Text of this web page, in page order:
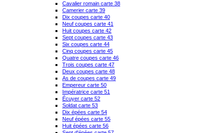
Cavalier romain carte 38
Camerier carte 39
Dix coupes carte 40
Neuf coupes carte 41
Huit coupes carte 42
Sept coupes carte 43
Six coupes carte 44
Cinq coupes carte 45
Quatre coupes carte 46
Trois coupes carte 47
Deux coupes carte 48
As de coupes carte 49
Empereur carte 50
Impératrice carte 51
Écuyer carte 52
Soldat carte 53
Dix épées carte 54
Neuf épées carte 55
Huit épées carte 56